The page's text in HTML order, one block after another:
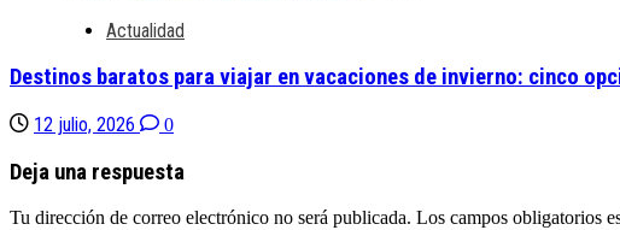
Actualidad
Destinos baratos para viajar en vacaciones de invierno: cinco
12 julio, 2026 0
Deja una respuesta
Tu dirección de correo electrónico no será publicada. Los campos obligatorios